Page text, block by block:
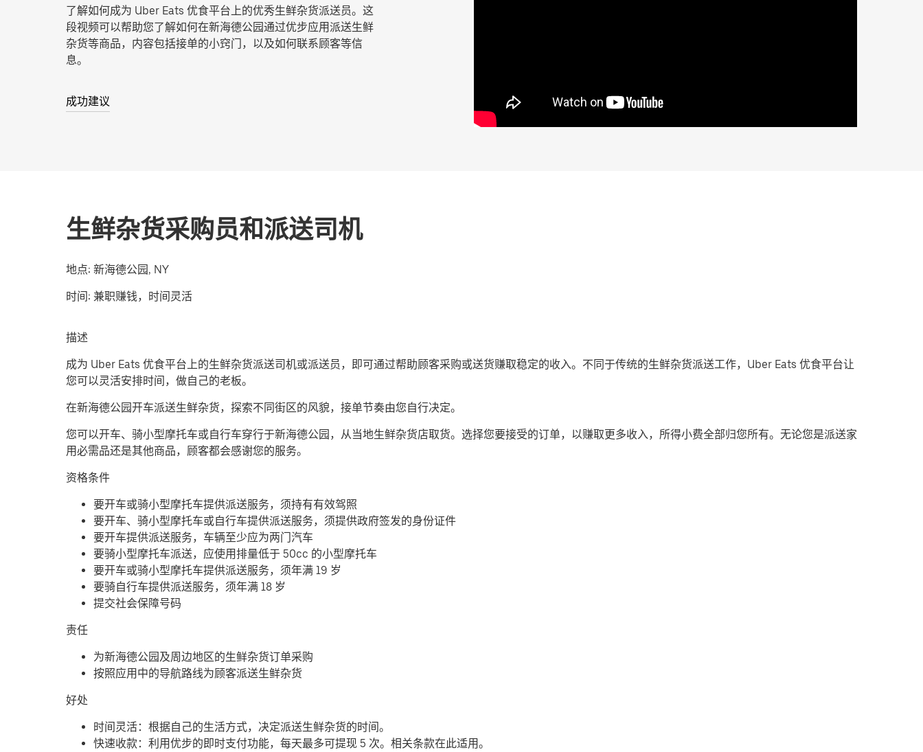
了解如何成为 Uber Eats 优食平台上的优秀生鲜杂货派送员。这
段视频可以帮助您了解如何在新海德公园通过优步应用派送生鲜
杂货等商品，内容包括接单的小窍门，以及如何联系顾客等信
息。
成功建议
生鲜杂货采购员和派送司机
地点: 新海德公园, NY
时间: 兼职赚钱，时间灵活
描述
成为 Uber Eats 优食平台上的生鲜杂货派送司机或派送员，即可通过帮助顾客采购或送货赚取稳定的收入。不同于传统的生鲜杂货派送工作，Uber Eats 优食平台让
您可以灵活安排时间，做自己的老板。
在新海德公园开车派送生鲜杂货，探索不同街区的风貌，接单节奏由您自行决定。
您可以开车、骑小型摩托车或自行车穿行于新海德公园，从当地生鲜杂货店取货。选择您要接受的订单，以赚取更多收入，所得小费全部归您所有。无论您是派送家
用必需品还是其他商品，顾客都会感谢您的服务。
资格条件
要开车或骑小型摩托车提供派送服务，须持有有效驾照
要开车、骑小型摩托车或自行车提供派送服务，须提供政府签发的身份证件
要开车提供派送服务，车辆至少应为两门汽车
要骑小型摩托车派送，应使用排量低于 50cc 的小型摩托车
要开车或骑小型摩托车提供派送服务，须年满 19 岁
要骑自行车提供派送服务，须年满 18 岁
提交社会保障号码
责任
为新海德公园及周边地区的生鲜杂货订单采购
按照应用中的导航路线为顾客派送生鲜杂货
好处
时间灵活：根据自己的生活方式，决定派送生鲜杂货的时间。
快速收款：利用优步的即时支付功能，每天最多可提现 5 次。相关条款在此适用。